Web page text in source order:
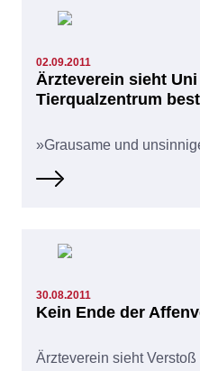
02.09.2011
Ärzteverein sieht
Tierqualzentrum
»Grausame und
30.08.2011
Kein Ende der
Ärzteverein sieht